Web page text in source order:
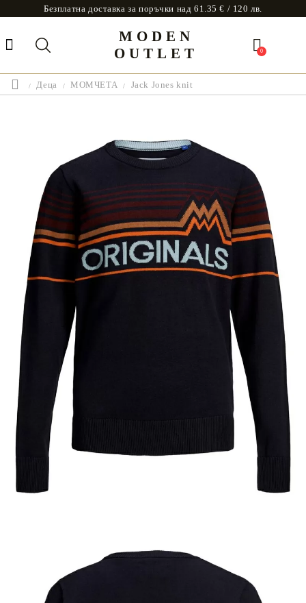
Безплатна доставка за поръчки над 61.35 € / 120 лв.
MODEN
OUTLET
0
Деца МОМЧЕТА Jack Jones knit